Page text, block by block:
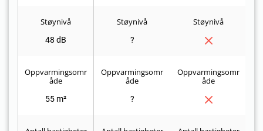
Støynivå
48 dB
Støynivå
?
Støynivå
Oppvarmingsomr
åde
55 m²
Oppvarmingsomr
åde
?
Oppvarmingsomr
åde